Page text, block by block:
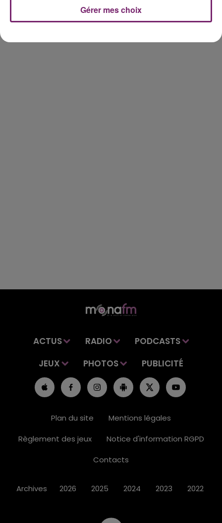
ACTUS RADIO
PODCASTS
JEUX
PHOTOS PUBLICITÉ
Plan du site
Mentions légales
Règlement des jeux
Notice d'information RGPD
Contacts
Archives 2026 2025 2024 2023 2022
Gérer mes choix